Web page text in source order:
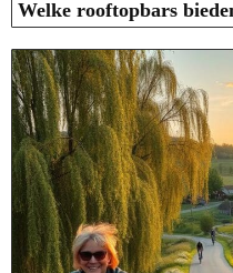
Welke rooftopbars